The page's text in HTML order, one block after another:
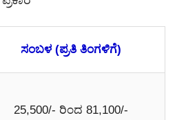
ಸಂಬಳ (ಪ್ರತಿ ತಿಂಗಳಿಗೆ)
25,500/- ರಿಂದ 81,100/-